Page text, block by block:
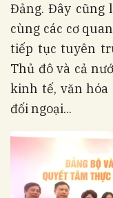
Đảng. Đây cũng
cùng các cơ
tiếp tục tuyên
Thủ đô và cả
kinh tế, văn hóa
đối ngoại...